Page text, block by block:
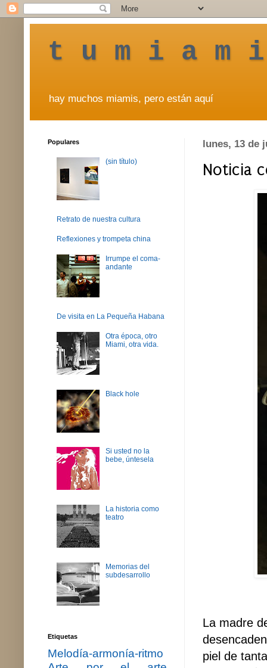
t u m i a m
hay muchos miamis, pero están aquí
lunes, 13 de
Noticia
La madre
piel de
Populares
(sin título)
Retrato de nuestra cultura
Reflexiones y trompeta china
Irrumpe el coma-
andante
De visita en La Pequeña Habana
Otra época, otro
Miami, otra vida.
Black hole
Si usted no la
bebe, úntesela
La historia como
teatro
Memorias del
subdesarrollo
Etiquetas
Melodía-armonía-ritmo